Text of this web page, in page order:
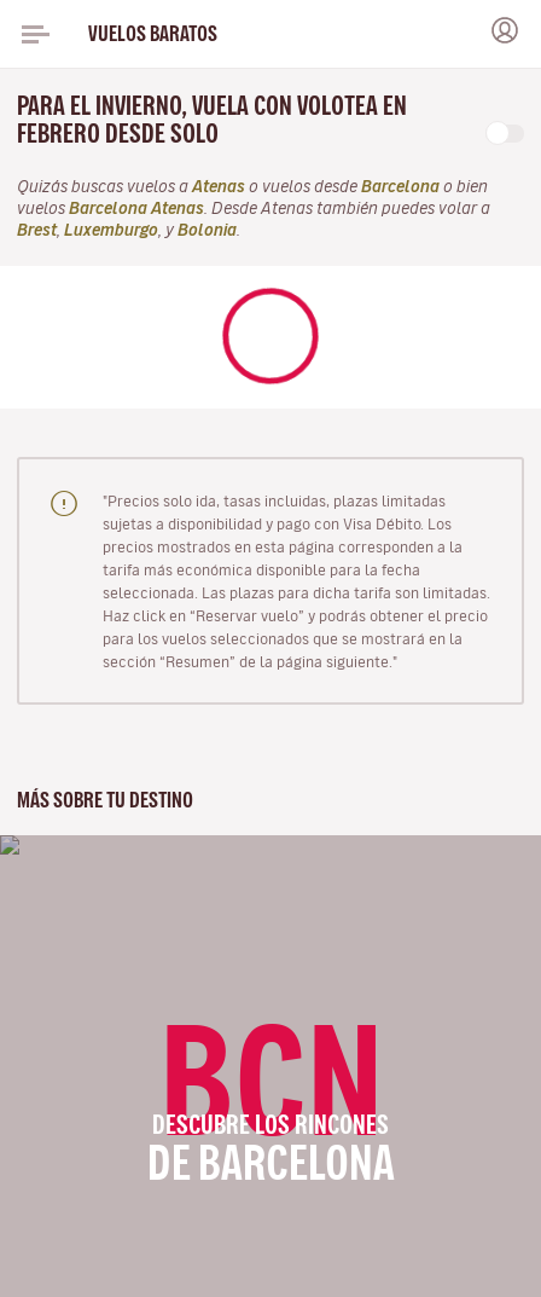
VUELOS BARATOS
PARA EL INVIERNO, VUELA CON VOLOTEA EN
FEBRERO DESDE SOLO
Quizás buscas vuelos a Atenas o vuelos desde Barcelona o bien
vuelos Barcelona Atenas . Desde Atenas también puedes volar a
Brest, Luxemburgo , y Bolonia
"Precios solo ida, tasas incluidas, plazas limitadas
sujetas a disponibilidad y pago con Visa Débito. Los
precios mostrados en esta página corresponden a la
tarifa más económica disponible para la fecha
seleccionada. Las plazas para dicha tarifa son limitadas.
Haz click en “Reservar vuelo” y podrás obtener el precio
para los vuelos seleccionados que se mostrará en la
sección “Resumen” de la página siguiente."
MÁS SOBRE TU DESTINO
BCN
DESCUBRE LOS RINCONES
DE BARCELONA